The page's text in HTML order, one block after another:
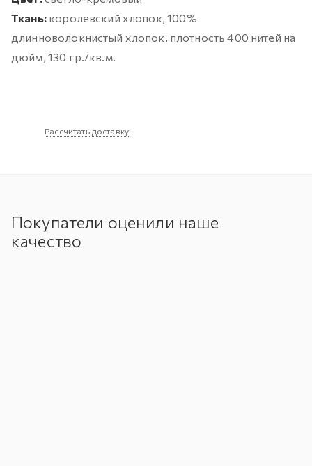
Ткань: королевский хлопок, 100%
длинноволокнистый хлопок, плотность 400 нитей на
дюйм, 130 гр./кв.м.
Рассчитать доставку
Покупатели оценили наше
качество